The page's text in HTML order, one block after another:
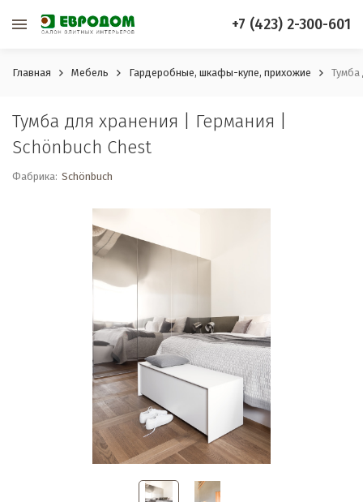
+7 (423) 2-300-601
Главная Мебель Гардеробные, шкафы-купе, прихожие Тумба
Тумба для хранения | Германия |
Schönbuch Chest
Фабрика: Schönbuch